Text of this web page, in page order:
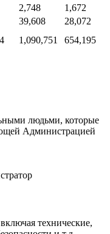
2,748
1,672
39,608
28,072
1,090,751 654,195
людьми, которые
Администрацией
технические,